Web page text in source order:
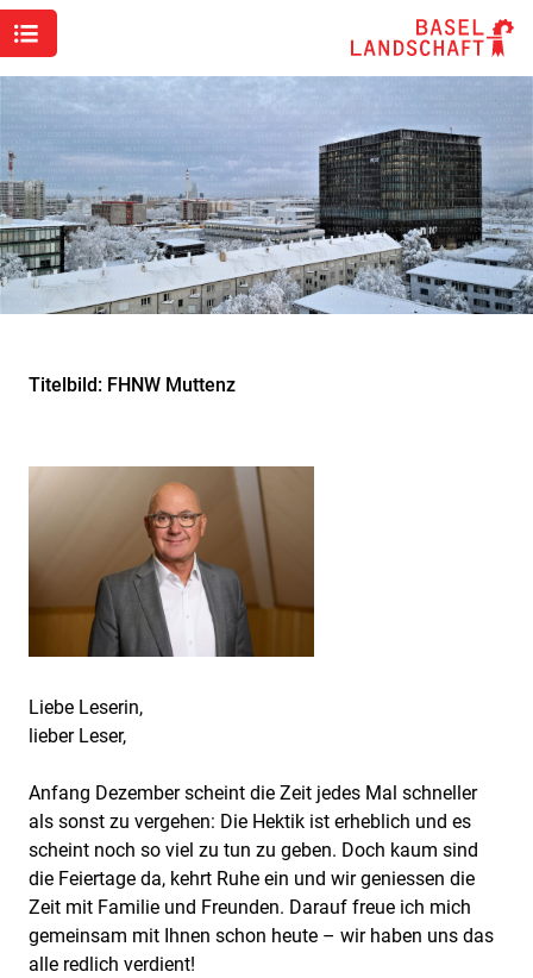
Titelbild: FHNW Muttenz
Liebe Leserin,
lieber Leser,
Anfang Dezember scheint die Zeit jedes Mal schneller
als sonst zu vergehen: Die Hektik ist erheblich und es
scheint noch so viel zu tun zu geben. Doch kaum sind
die Feiertage da, kehrt Ruhe ein und wir geniessen die
Zeit mit Familie und Freunden. Darauf freue ich mich
gemeinsam mit Ihnen schon heute – wir haben uns das
alle redlich verdient!